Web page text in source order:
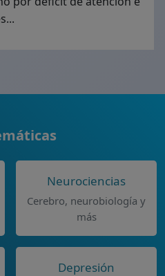
Neurociencias
Cerebro, neurobiología y
más
Depresión